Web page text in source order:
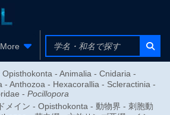
More
- Animalia - Cnidaria -
- Anthozoa - Hexacorallia - Scleractinia -
- Pocillopora
メイン - Opisthokonta - 動物界 - 刺胞動